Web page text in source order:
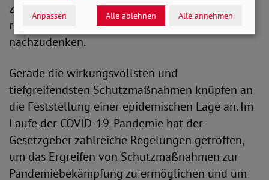
zuspitzenden Lage ist dies jedoch kaum der
rechte Zeitpunkt, um über Folgeregelungen
nachzudenken.
Gerade die wirkungsvollsten und
tiefgreifendsten Schutzmaßnahmen knüpfen an
die Feststellung einer epidemischen Lage an. Im
Laufe der COVID-19-Pandemie hat der
Gesetzgeber zahlreiche Regelungen getroffen,
um das Ergreifen von Schutzmaßnahmen zur
Pandemiebekämpfung zu ermöglichen und um
Anpassen Alle ablehnen Alle annehmen